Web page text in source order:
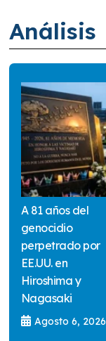
Análisis
A 81 años del
genocidio
perpetrado por
EE.UU. en
Hiroshima y
Nagasaki
Agosto 6, 2026